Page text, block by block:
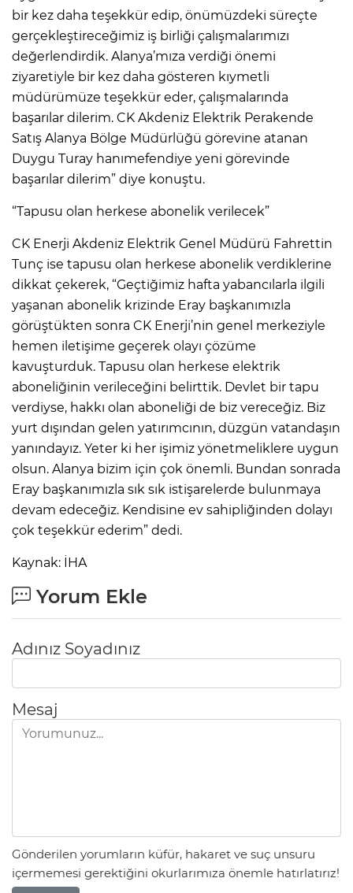
bir kez daha teşekkür edip, önümüzdeki süreçte
gerçekleştireceğimiz iş birliği çalışmalarımızı
değerlendirdik. Alanya’mıza verdiği önemi
ziyaretiyle bir kez daha gösteren kıymetli
müdürümüze teşekkür eder, çalışmalarında
başarılar dilerim. CK Akdeniz Elektrik Perakende
Satış Alanya Bölge Müdürlüğü görevine atanan
Duygu Turay hanımefendiye yeni görevinde
başarılar dilerim” diye konuştu.
“Tapusu olan herkese abonelik verilecek”
CK Enerji Akdeniz Elektrik Genel Müdürü Fahrettin
Tunç ise tapusu olan herkese abonelik verdiklerine
dikkat çekerek, “Geçtiğimiz hafta yabancılarla ilgili
yaşanan abonelik krizinde Eray başkanımızla
görüştükten sonra CK Enerji’nin genel merkeziyle
hemen iletişime geçerek olayı çözüme
kavuşturduk. Tapusu olan herkese elektrik
aboneliğinin verileceğini belirttik. Devlet bir tapu
verdiyse, hakkı olan aboneliği de biz vereceğiz. Biz
yurt dışından gelen yatırımcının, düzgün vatandaşın
yanındayız. Yeter ki her işimiz yönetmeliklere uygun
olsun. Alanya bizim için çok önemli. Bundan sonrada
Eray başkanımızla sık sık istişarelerde bulunmaya
devam edeceğiz. Kendisine ev sahipliğinden dolayı
çok teşekkür ederim” dedi.
Kaynak: İHA
Yorum Ekle
Adınız Soyadınız
Mesaj
Gönderilen yorumların küfür, hakaret ve suç unsuru
içermemesi gerektiğini okurlarımıza önemle hatırlatırız!